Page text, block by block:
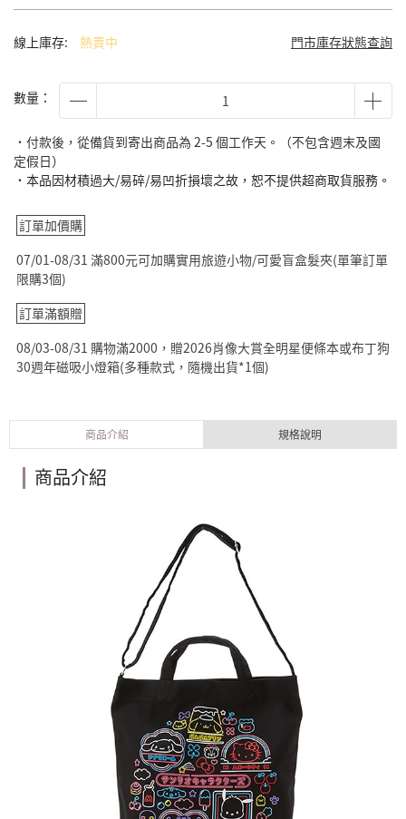
線上庫存: 熱賣中 門市庫存狀態查詢
數量：
˙付款後，從備貨到寄出商品為 2-5 個工作天。（不包含週末及國
定假日）
˙本品因材積過大/易碎/易凹折損壞之故，恕不提供超商取貨服務。
訂單加價購
07/01-08/31 滿800元可加購實用旅遊小物/可愛盲盒髮夾(單筆訂單
限購3個)
訂單滿額贈
08/03-08/31 購物滿2000，贈2026肖像大賞全明星便條本或布丁狗
30週年磁吸小燈箱(多種款式，隨機出貨*1個)
商品介紹 規格說明
商品介紹